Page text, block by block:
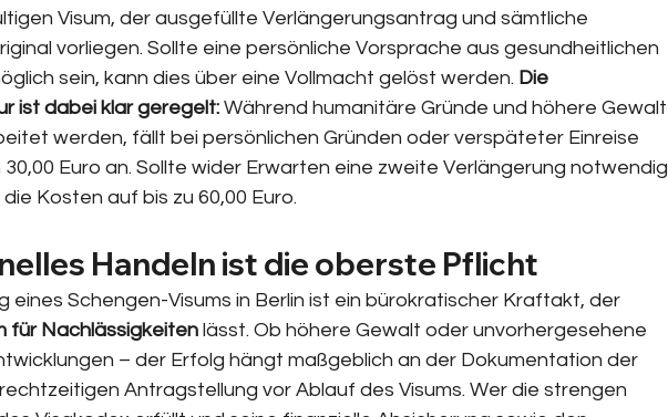
Visum, der ausgefüllte Verlängerungsantrag und sämtliche
vorliegen. Sollte eine persönliche Vorsprache aus gesundheitlichen
sein, kann dies über eine Vollmacht gelöst werden. Die
ist dabei klar geregelt: Während humanitäre Gründe und höhere Gewalt
werden, fällt bei persönlichen Gründen oder verspäteter Einreise
30,00 Euro an. Sollte wider Erwarten eine zweite Verlängerung notwendig
Kosten auf bis zu 60,00 Euro.
Handeln ist die oberste Pflicht
eines Schengen-Visums in Berlin ist ein bürokratischer Kraftakt, der
für Nachlässigkeiten lässt. Ob höhere Gewalt oder unvorhergesehene
– der Erfolg hängt maßgeblich an der Dokumentation der
Antragstellung vor Ablauf des Visums. Wer die strengen